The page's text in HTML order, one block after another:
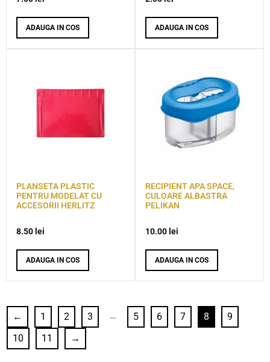
ADAUGA IN COS ADAUGA IN COS
PLANSETA PLASTIC
PENTRU MODELAT CU
ACCESORII HERLITZ
8.50 lei
ADAUGA IN COS
RECIPIENT APA SPACE,
CULOARE ALBASTRA
PELIKAN
10.00 lei
ADAUGA IN COS
← 1 2 3 … 5 6 7 8
9
10
11 →